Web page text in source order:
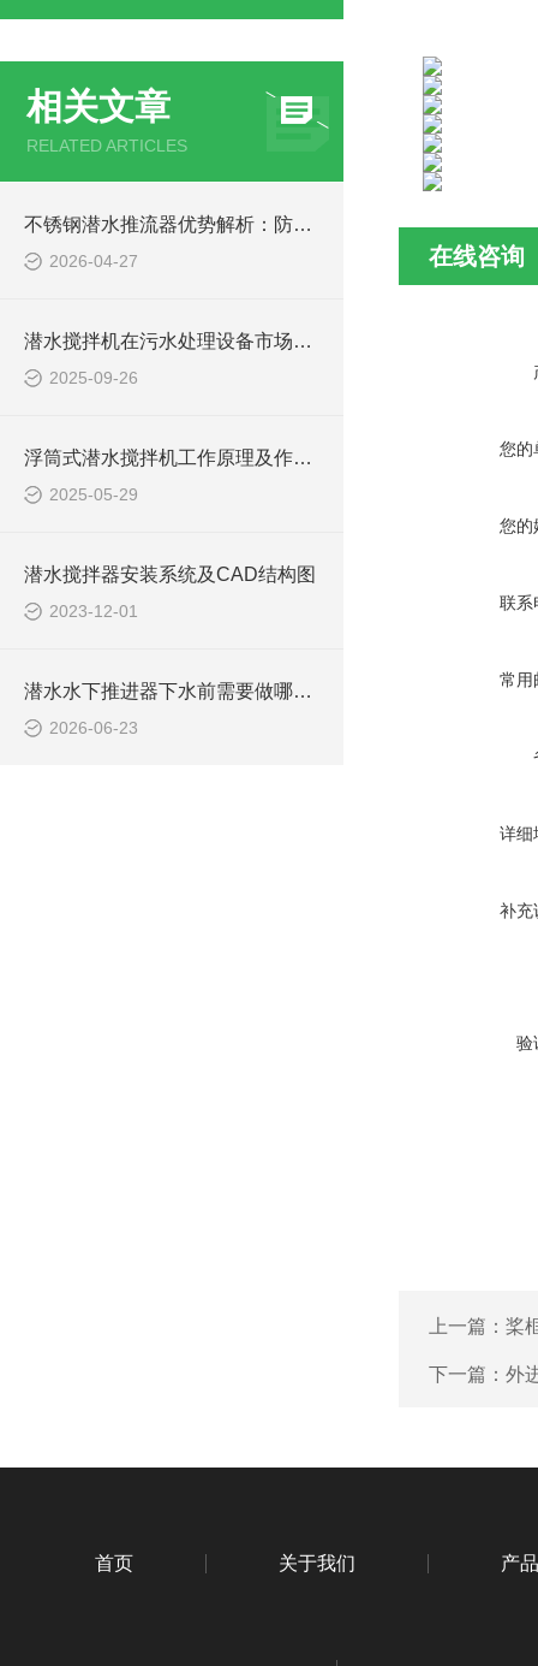
相关文章
RELATED ARTICLES
不锈钢潜水推流器优势解析：防腐耐用污水处理设备
2026-04-27
潜水搅拌机在污水处理设备市场的发展及产品优势
2025-09-26
浮筒式潜水搅拌机工作原理及作用特点、安装图、CAD结构图
2025-05-29
潜水搅拌器安装系统及CAD结构图
2023-12-01
潜水水下推进器下水前需要做哪些检查？
2026-06-23
在线咨询
您的
您的
联系
常用
详细
补充
验
上一篇： 桨
下一篇： 外
首页 关于我们 产